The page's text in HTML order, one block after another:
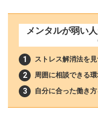
メンタルが弱い
ストレス解消法を
周囲に相談できる
自分に合った働き